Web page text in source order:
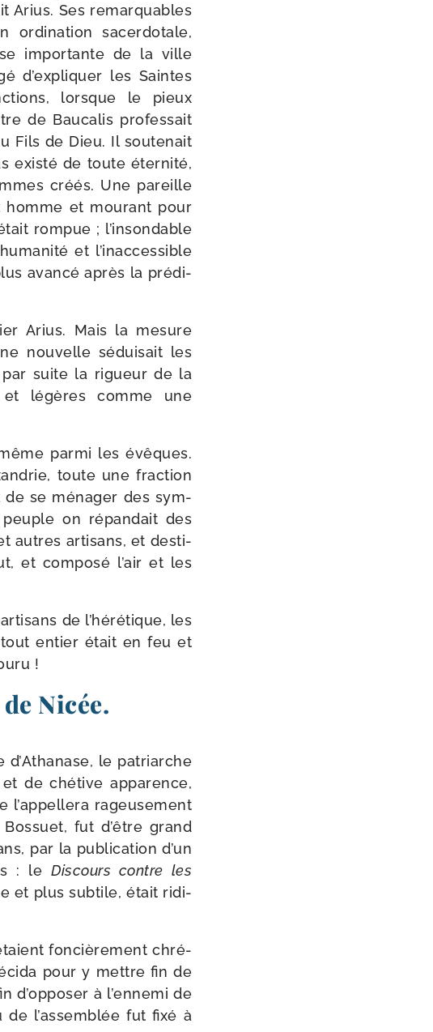
Arius. Ses remar­quables
ordi­na­tion sacer­do­tale,
impor­tante de la ville
d’expliquer les Saintes
lorsque le pieux
de Baucalis pro­fes­sait
Fils de Dieu. Il sou­te­nait
exis­té de toute éter­ni­té,
créés. Une pareille
homme et mou­rant pour
rom­pue ; l’insondable
et l’inacces­sible
avan­cé après la pré­di­
Arius. Mais la mesure
nou­velle sédui­sait les
suite la rigueur de la
légères comme une
par­mi les évêques.
toute une frac­tion
de se ména­ger des sym­
on répan­dait des
autres arti­sans, et des­ti­
et com­po­sé l’air et les
de l’hérétique, les
tout entier était en feu et
!
Nicée.
le patriarche
de ché­tive appa­rence,
l’appellera rageu­se­ment
fut d’être grand
par la publica­tion d’un
: leDiscours contre les
et plus sub­tile, était ridi­
fon­ciè­re­ment chré­
pour y mettre fin de
à l’en­ne­mi de
l’assemblée fut fixé à